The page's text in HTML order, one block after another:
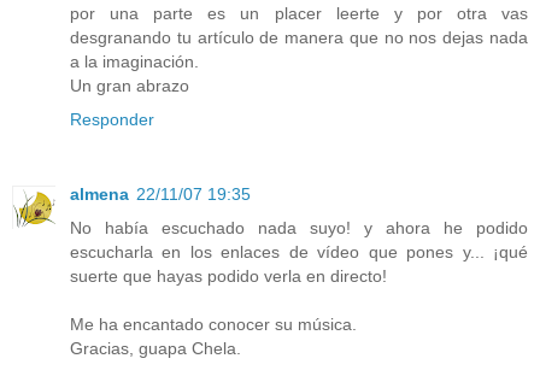
por una parte es un placer leerte y por otra vas
desgranando tu artículo de manera que no nos dejas nada
a la imaginación.
Un gran abrazo
Responder
almena 22/11/07 19:35
No había escuchado nada suyo! y ahora he podido
escucharla en los enlaces de vídeo que pones y... ¡qué
suerte que hayas podido verla en directo!
Me ha encantado conocer su música.
Gracias, guapa Chela.